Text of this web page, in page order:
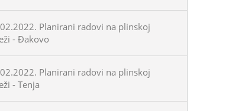
Planirani radovi na plinskoj
- Đakovo
Planirani radovi na plinskoj
- Tenja